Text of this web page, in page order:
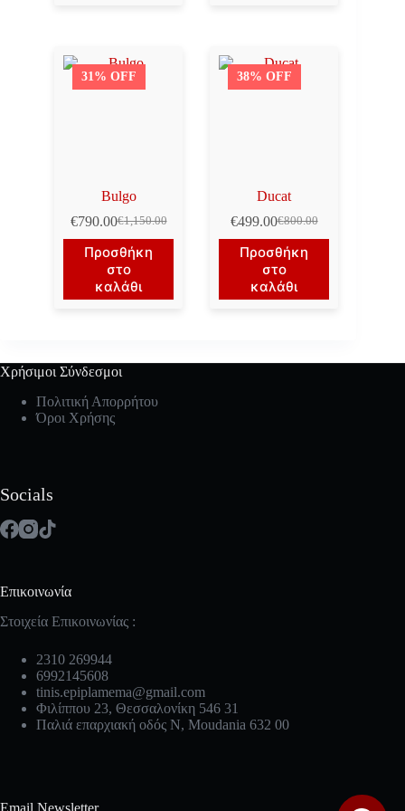
31% OFF
Bulgo
€1,150.00
Original
price
was:
€1,150.00.
€790.00Η
τρέχουσα
τιμή
είναι:
€790.00.
Προσθήκη
στο
καλάθι
38% OFF
Ducat
€800.00
Original
price
was:
€800.00.
€499.00Η
τρέχουσα
τιμή
είναι:
€499.00.
Προσθήκη
στο
καλάθι
Χρήσιμοι Σύνδεσμοι
Πολιτική Απορρήτου
Όροι Χρήσης
Socials
Επικοινωνία
Στοιχεία Επικοινωνίας :
2310 269944
6992145608
tinis.epiplamema@gmail.com
Φιλίππου 23, Θεσσαλονίκη 546 31
Παλιά επαρχιακή οδός Ν, Moudania 632 00
Email Newsletter